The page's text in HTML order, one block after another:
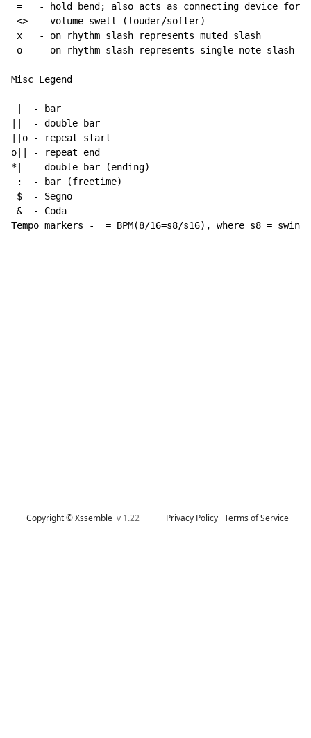
=   - hold bend; also acts as connecting device for
<>  - volume swell (louder/softer)
x   - on rhythm slash represents muted slash
o   - on rhythm slash represents single note slash
Misc Legend
-----------
|  - bar
||  - double bar
||o - repeat start
o|| - repeat end
*|  - double bar (ending)
:  - bar (freetime)
$  - Segno
&  - Coda
Tempo markers -  = BPM(8/16=s8/s16), where s8 =
Copyright © Xssemblev 1.22 Privacy Policy Terms of Service